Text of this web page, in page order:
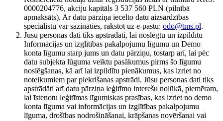
0000204776, akciju kapitāls 3 537 560 PLN (pilnībā
apmaksāts). Ar datu pārziņa iecelto datu aizsardzības
speciālistu var sazināties, rakstot uz e-pastu: odo@tms.pl.
Jūsu personas dati tiks apstrādāti, lai noslēgtu un izpildītu
Informācijas un izglītības pakalpojumu līgumu un Demo
konta līgumu starp jums un datu pārziņu, tostarp arī, lai pēc
datu subjekta lūguma veiktu pasākumus pirms šo līgumu
noslēgšanas, kā arī lai izpildītu pienākumus, kas izriet no
noteikumiem par piekrišanas apstrādi. Jūsu personas dati tiks
apstrādāti arī datu pārziņa leģitīmo interešu nolūkā, piemēram,
lai īstenotu leģitīmas līgumiskas prasības, kas izriet no demo
konta līguma vai informācijas un izglītības pakalpojumu
līguma, drošības nodrošināšanai, krāpšanas novēršanai vai